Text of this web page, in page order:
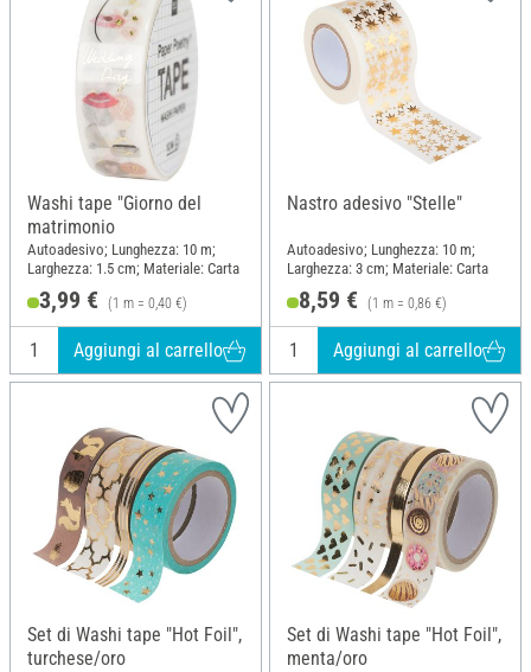
Washi tape "Giorno del
matrimonio
Autoadesivo; Lunghezza: 10 m;
Larghezza: 1.5 cm; Materiale: Carta
3,99 € (1 m = 0,40 €)
Aggiungi al carrello
Nastro adesivo "Stelle"
Autoadesivo; Lunghezza: 10 m;
Larghezza: 3 cm; Materiale: Carta
8,59 € (1 m = 0,86 €)
Aggiungi al carrello
Set di Washi tape "Hot Foil",
turchese/oro
Set di Washi tape "Hot Foil",
menta/oro